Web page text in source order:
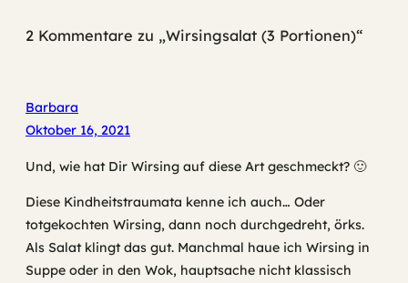
2 Kommentare zu „Wirsingsalat (3 Portionen)“
Barbara
Oktober 16, 2021
Und, wie hat Dir Wirsing auf diese Art geschmeckt? 🙂
Diese Kindheitstraumata kenne ich auch… Oder
totgekochten Wirsing, dann noch durchgedreht, örks.
Als Salat klingt das gut. Manchmal haue ich Wirsing in
Suppe oder in den Wok, hauptsache nicht klassisch